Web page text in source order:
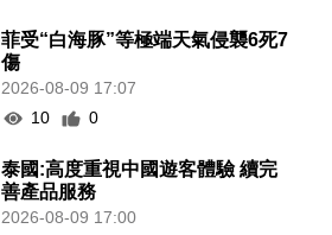
菲受“白海豚”等極端天氣侵襲6死7
傷
2026-08-09 17:07
10
0
泰國:高度重視中國遊客體驗 續完
善產品服務
2026-08-09 17:00